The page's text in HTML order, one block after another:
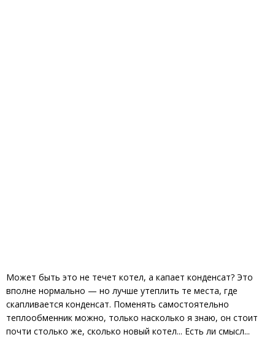
Может быть это не течет котел, а капает конденсат? Это
вполне нормально — но лучше утеплить те места, где
скапливается конденсат. Поменять самостоятельно
теплообменник можно, только насколько я знаю, он стоит
почти столько же, сколько новый котел... Есть ли смысл...